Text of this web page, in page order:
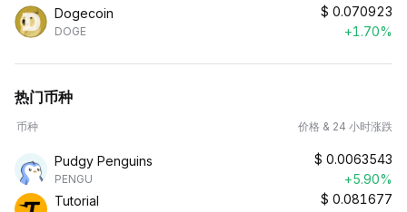
Dogecoin
DOGE
$ 0.070923
+1.70%
热门币种
币种 价格 & 24 小时涨跌
Pudgy Penguins
PENGU
$ 0.0063543
+5.90%
Tutorial
$ 0.081677